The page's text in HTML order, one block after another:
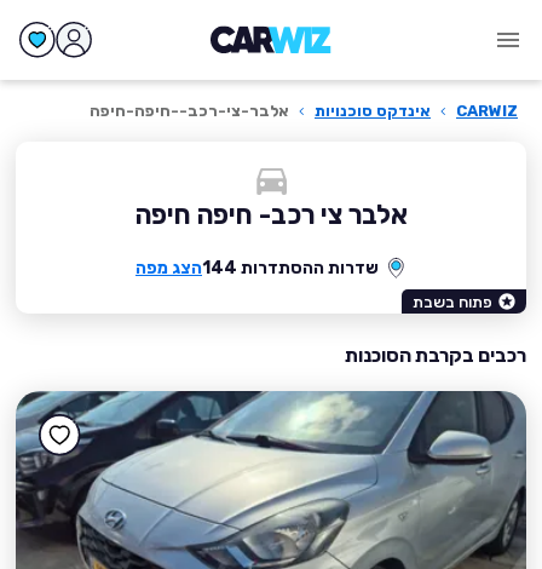
CARWIZ
› אינדקס סוכנויות › אלבר-צי-רכב--חיפה-חיפה
אלבר צי רכב- חיפה חיפה
שדרות ההסתדרות 144 הצג מפה
פתוח בשבת
רכבים בקרבת הסוכנות